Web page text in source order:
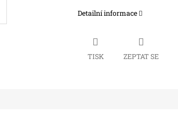
Detailní informace
TISK ZEPTAT SE